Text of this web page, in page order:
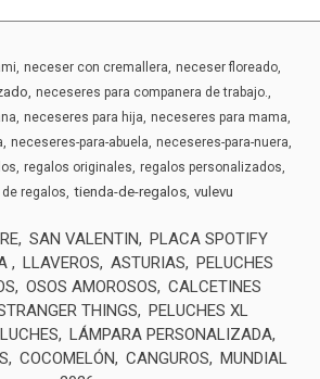
neceser con cremallera neceser floreado
neceseres para companera de trabajo.
neceseres para hija neceseres para mama
neceseres-para-abuela neceseres-para-nuera
regalos originales regalos personalizados
regalos tienda-de-regalos vulevu
SAN VALENTIN
PLACA SPOTIFY
LLAVEROS ASTURIAS
PELUCHES
OSOS AMOROSOS
CALCETINES
THINGS
PELUCHES XL
LÁMPARA PERSONALIZADA
COCOMELÓN CANGUROS
MUNDIAL